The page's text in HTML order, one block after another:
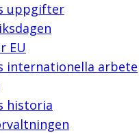
uppgifter
EU
internationella arbete
historia